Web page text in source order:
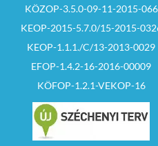
KÖZOP-3.5.0-09-11-2015-066
KEOP-2015-5.7.0/15-2015-
KEOP-1.1.1./C/13-2013-0029
EFOP-1.4.2-16-2016-00009
KÖFOP-1.2.1-VEKOP-16